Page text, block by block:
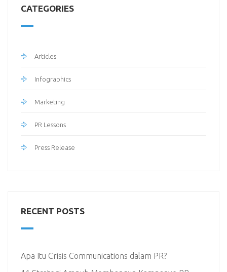
CATEGORIES
Articles
Infographics
Marketing
PR Lessons
Press Release
RECENT POSTS
Apa Itu Crisis Communications dalam PR?